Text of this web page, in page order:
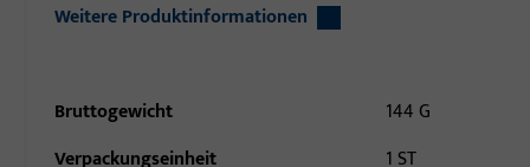
Weitere Produktinformationen
Bruttogewicht
144 G
Verpackungseinheit
1 ST